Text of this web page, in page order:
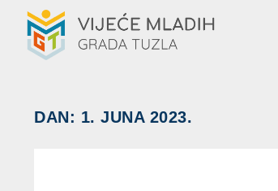
DAN: 1. JUNA 2023.